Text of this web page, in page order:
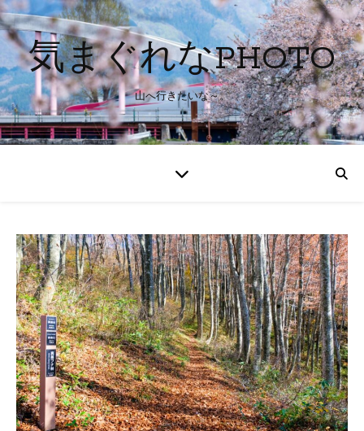
気まぐれなPHOTO
山へ行きたいな～。